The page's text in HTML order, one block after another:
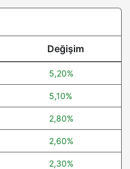
Değişim
5,20%
5,10%
2,80%
2,60%
2,30%